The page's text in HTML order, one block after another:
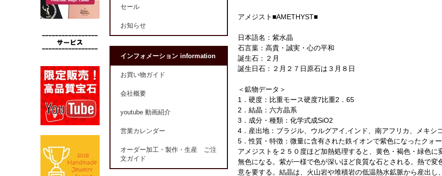
アメジスト■AMETHYST■
日本語名：紫水晶
石言葉：高貴・誠実・心の平和
誕生石：２月
誕生日石：２月２７日原石は３月８日
＜鉱物データ＞
1．硬度：比重モース硬度7比重2．65
2．結晶：六方晶系
3．成分・種類：化学式成SiO2
4．産出地：ブラジル、ウルグアイ,インド、南アフリカ、メキ
5．性質・特徴：微量に含有された鉄イオンで紫色になったクォ
アメジストを２５０度ほど加熱処理すると、黄色・褐色・緑色
無色になる。紫が一様で色が深いほど良質な石とされる。熱で
意を要する。結晶は、火山岩や堆積岩の低温熱水鉱脈から産出
セール
お知らせ
インフォメーション information
お買い物ガイド
会社概要
youtube 動画紹介
営業カレンダー
オーダー加工・製作・生産 ご注
文ガイド